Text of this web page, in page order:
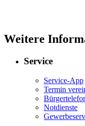
Weitere
Service
Service-App
Termin
Notdienste